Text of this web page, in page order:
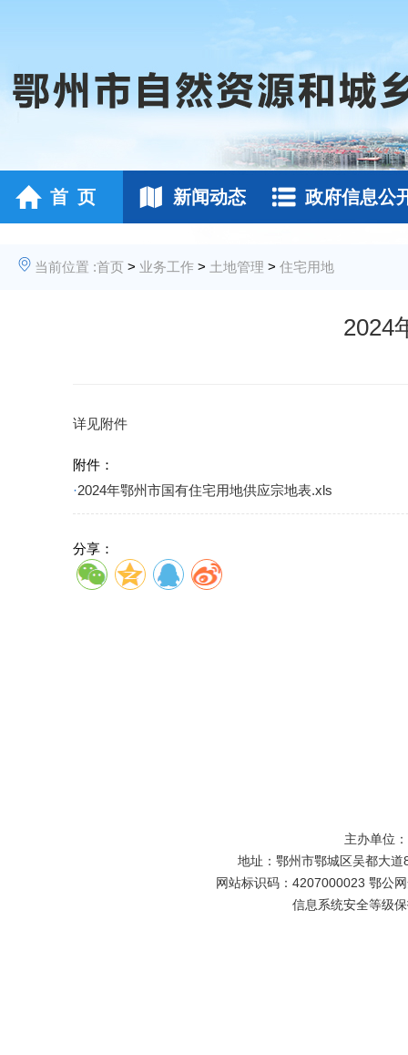
首 页 新闻动态 政府信息公
当前位置 :首页 > 业务工作 > 土地管理 > 住宅用地
2024
详见附件
附件：
·2024年鄂州市国有住宅用地供应宗地表.xls
分享：
主办单位
地址：鄂州市鄂城区吴都大
网站标识码：4207000023 鄂公
信息系统安全等级